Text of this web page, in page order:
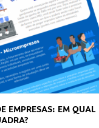
EMPRESAS: EM QUAL